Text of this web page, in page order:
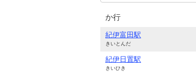
か行
紀伊富田駅
きいとんだ
紀伊日置駅
きいひき